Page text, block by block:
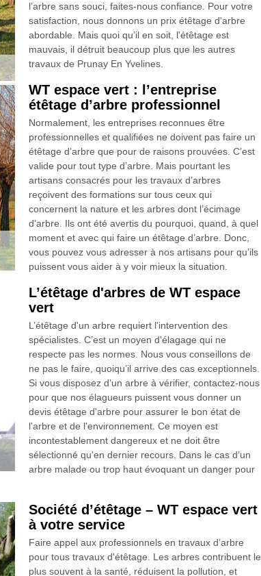
l’arbre sans souci, faites-nous confiance. Pour votre
satisfaction, nous donnons un prix étêtage d'arbre
abordable. Mais quoi qu’il en soit, l'étêtage est
mauvais, il détruit beaucoup plus que les autres
travaux de Prunay En Yvelines.
WT espace vert : l’entreprise
étêtage d’arbre professionnel
Normalement, les entreprises reconnues être
professionnelles et qualifiées ne doivent pas faire un
étêtage d’arbre que pour de raisons prouvées. C’est
valide pour tout type d’arbre. Mais pourtant les
artisans consacrés pour les travaux d’arbres
reçoivent des formations sur tous ceux qui
concernent la nature et les arbres dont l’écimage
d’arbre. Ils ont été avertis du pourquoi, quand, à quel
moment et avec qui faire un étêtage d’arbre. Donc,
vous pouvez vous adresser à nos artisans pour qu’ils
puissent vous aider à y voir mieux la situation.
L’étêtage d'arbres de WT espace
vert
L’étêtage d'un arbre requiert l'intervention des
spécialistes. C’est un moyen d'élagage qui ne
respecte pas les normes. Nous vous conseillons de
ne pas le faire, quoiqu’il arrive des cas exceptionnels.
Si vous disposez d’un arbre à vérifier, contactez-nous
pour que nos élagueurs puissent vous donner un
devis étêtage d'arbre pour assurer le bon état de
l'arbre et de l'environnement. Ce moyen est
incontestablement dangereux et ne doit être
sélectionné qu'en dernier recours. Dans le cas d’un
arbre malade ou trop haut évoquant un danger pour
Société d’étêtage – WT espace vert
à votre service
Faire appel aux professionnels en travaux d’arbre
pour tous travaux d'étêtage. Les arbres contribuent le
plus souvent à la santé, réduisent la pollution, et